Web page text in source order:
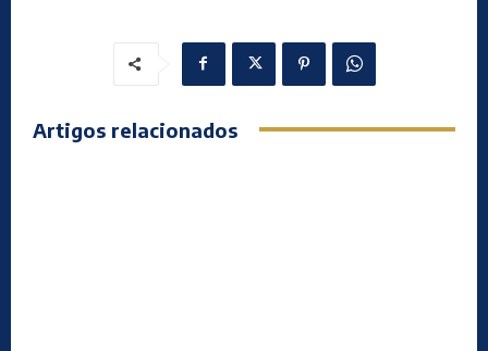
Artigos relacionados